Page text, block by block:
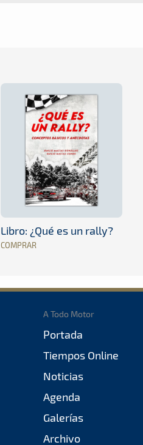
Libro: ¿Qué es un rally?
COMPRAR
A Todo Motor
Portada
Tiempos Online
Noticias
Agenda
Galerías
Archivo